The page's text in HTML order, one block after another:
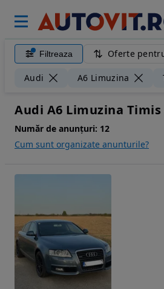
Filtreaza Oferte
Audi A6 Limuzina
Audi A6 Limuzina
Număr de anunțuri: 12
Cum sunt organizate anunturile?